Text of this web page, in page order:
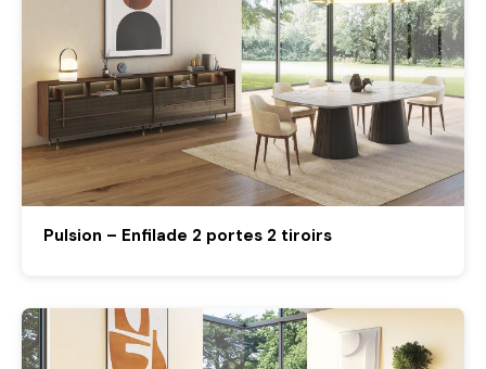
Pulsion – Enfilade 2 portes 2 tiroirs